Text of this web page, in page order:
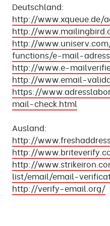
Deutschland:
http://www.xqueue.de/
http://
http://
functions/e-mail-
http://www.e-
http://www.email-
https://
mail-check.html
Ausland:
http://
http://
http://
list/email/email-
http://verify-email.org/